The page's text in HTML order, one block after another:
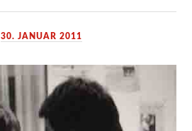
30. JANUAR 2011